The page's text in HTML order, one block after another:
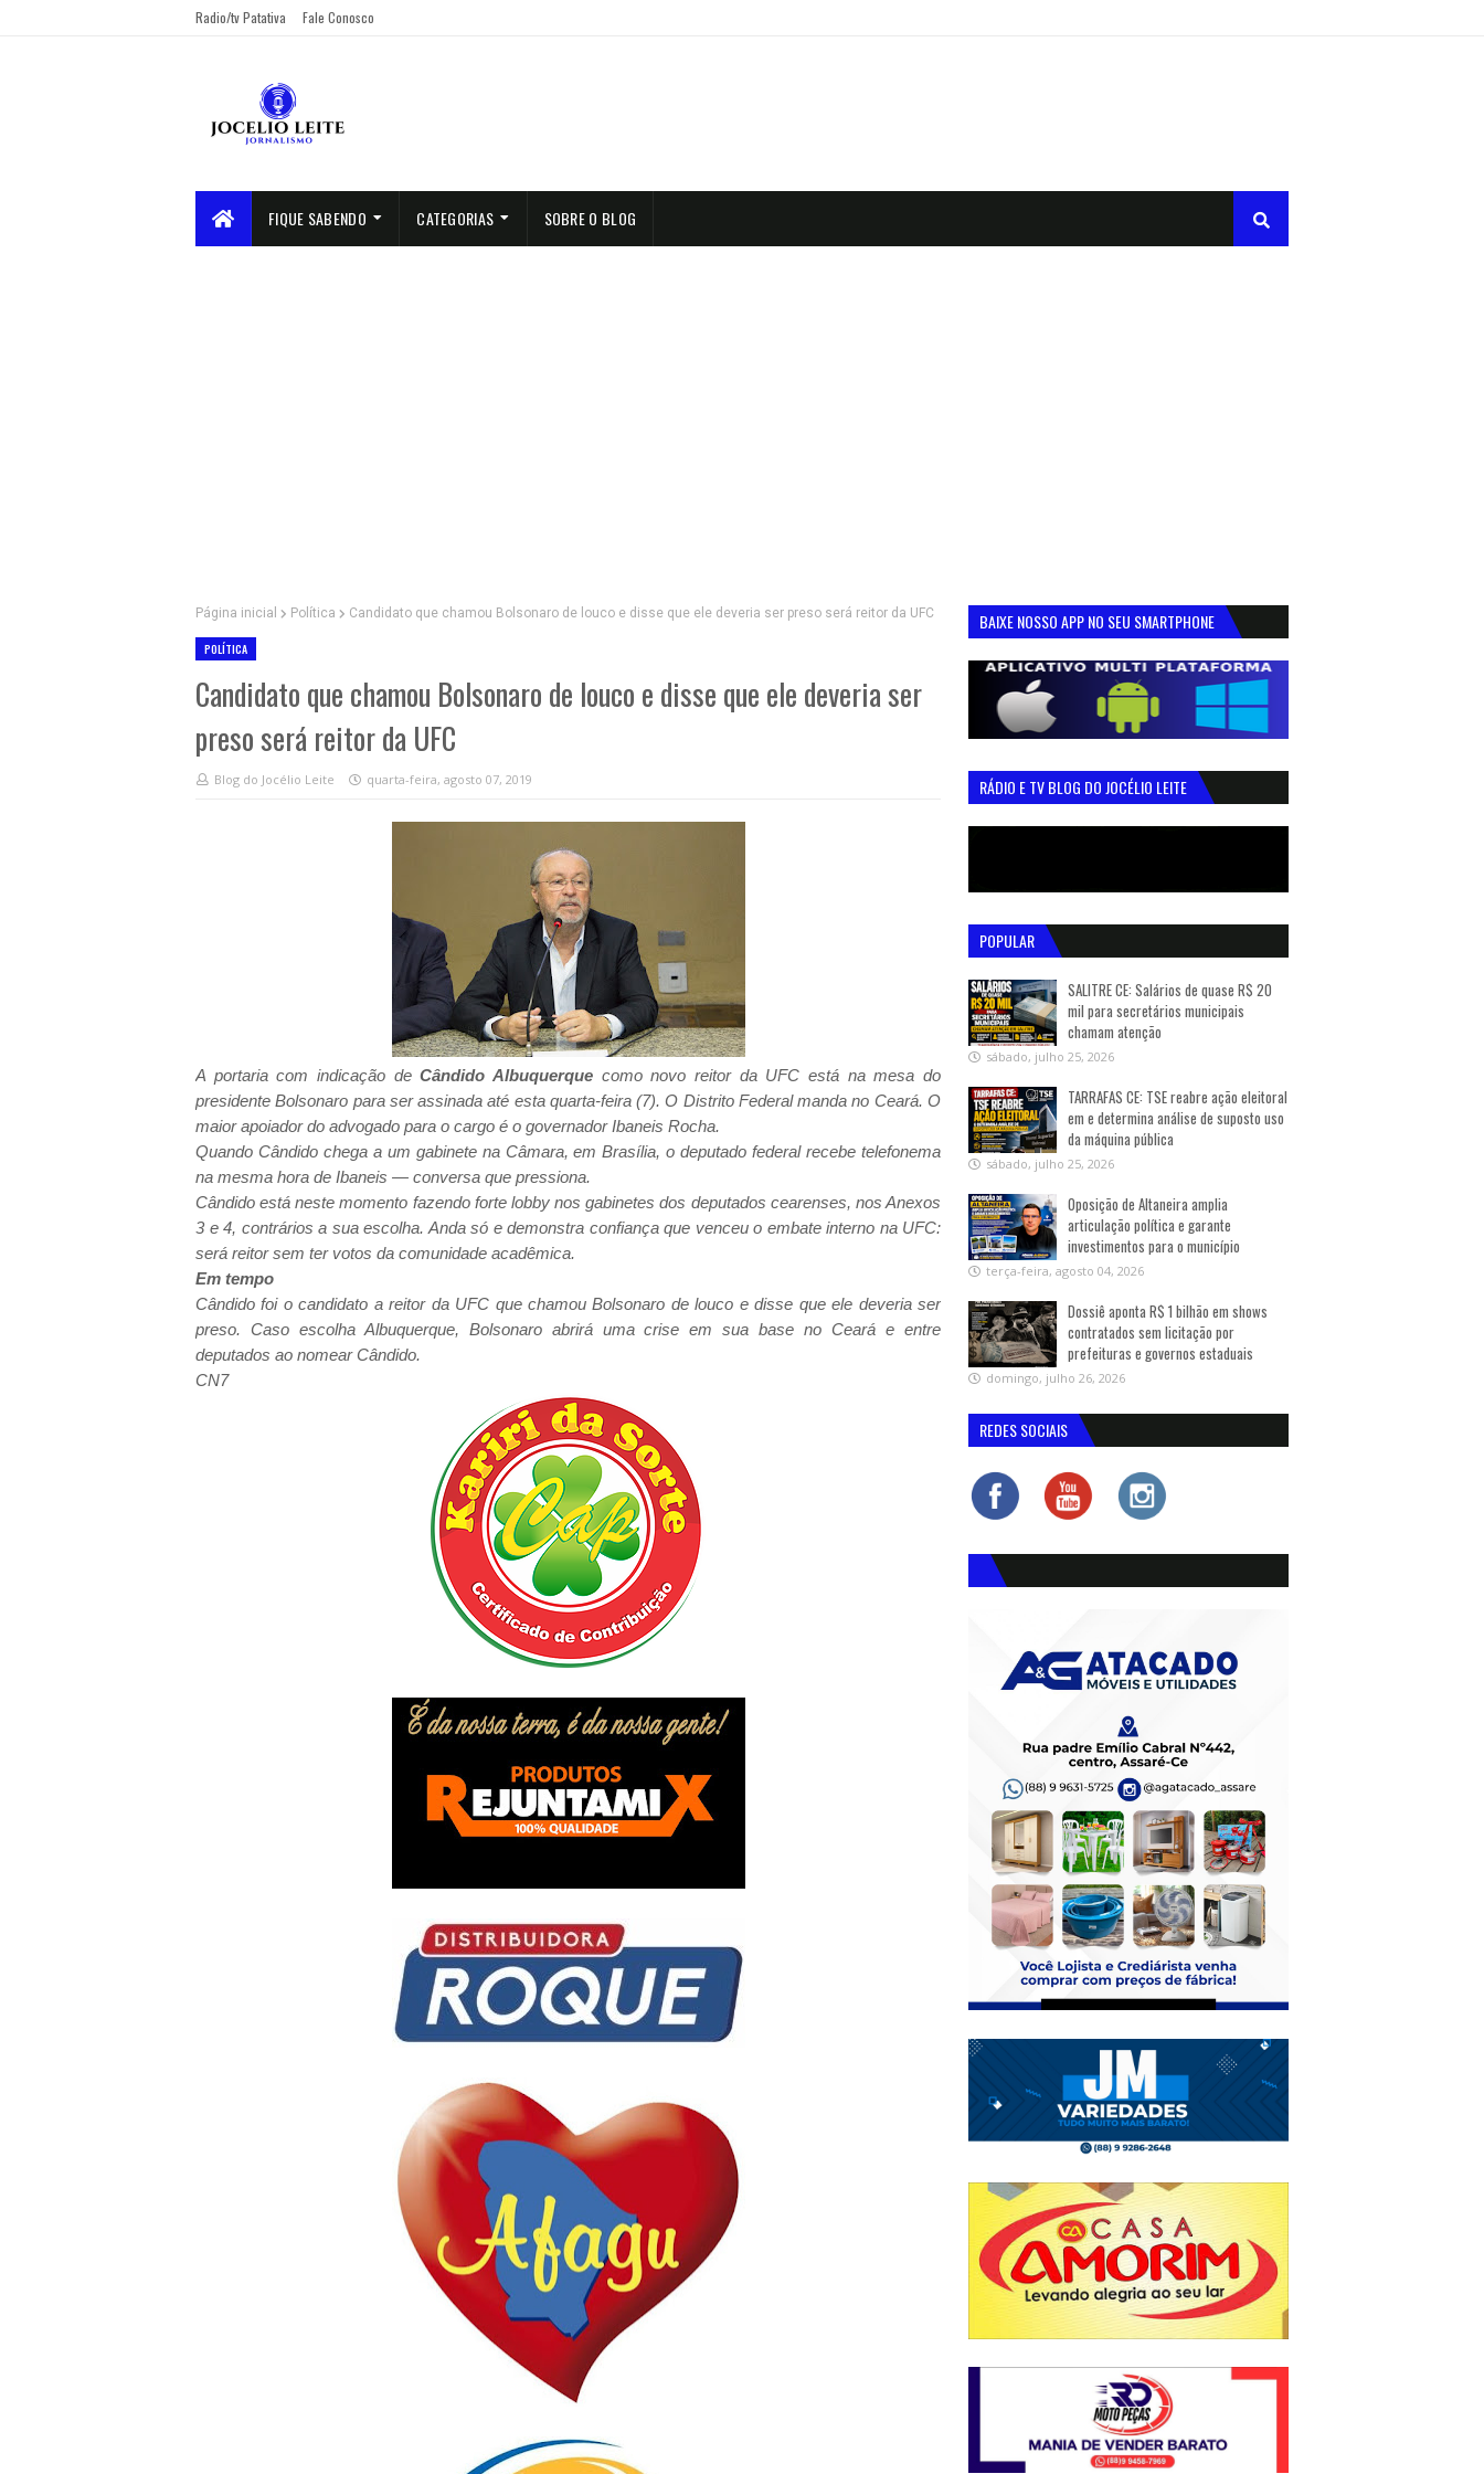
Radio/tv Patativa Fale Conosco
FIQUE SABENDO CATEGORIAS SOBRE O BLOG
Página inicial Política Candidato que chamou Bolsonaro de louco e disse que ele deveria ser preso será reitor da UFC
POLÍTICA
Candidato que chamou Bolsonaro de louco e disse que ele deveria ser
preso será reitor da UFC
Blog do Jocélio Leite quarta-feira, agosto 07, 2019
A portaria com indicação deCândido Albuquerque como novo reitor da UFC está na mesa do
presidente Bolsonaro para ser assinada até esta quarta-feira (7). O Distrito Federal manda no Ceará. O
maior apoiador do advogado para o cargo é o governador Ibaneis Rocha.
Quando Cândido chega a um gabinete na Câmara, em Brasília, o deputado federal recebe telefonema
na mesma hora de Ibaneis — conversa que pressiona.
Cândido está neste momento fazendo forte lobby nos gabinetes dos deputados cearenses, nos Anexos
3 e 4, contrários a sua escolha. Anda só e demonstra confiança que venceu o embate interno na UFC:
será reitor sem ter votos da comunidade acadêmica.
Em tempo
Cândido foi o candidato a reitor da UFC que chamou Bolsonaro de louco e disse que ele deveria ser
preso. Caso escolha Albuquerque, Bolsonaro abrirá uma crise em sua base no Ceará e entre
deputados ao nomear Cândido.
CN7
BAIXE NOSSO APP NO SEU SMARTPHONE
RÁDIO E TV BLOG DO JOCÉLIO LEITE
POPULAR
SALITRE CE: Salários de quase R$ 20
mil para secretários municipais
chamam atenção
sábado, julho 25, 2026
TARRAFAS CE: TSE reabre ação eleitoral
em e determina análise de suposto uso
da máquina pública
sábado, julho 25, 2026
Oposição de Altaneira amplia
articulação política e garante
investimentos para o município
terça-feira, agosto 04, 2026
Dossiê aponta R$ 1 bilhão em shows
contratados sem licitação por
prefeituras e governos estaduais
domingo, julho 26, 2026
REDES SOCIAIS